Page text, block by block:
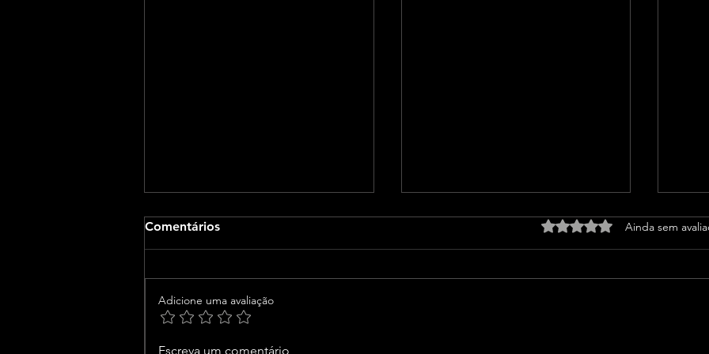
Prefeito Bruno Reis
Comentários Avaliado com 0 de 5
Ainda sem
Adicione uma avaliação
Escreva um comentário